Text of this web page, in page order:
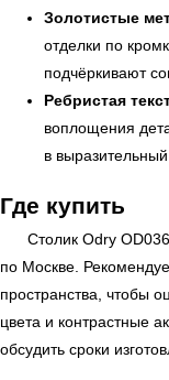
Золотистые
отделки по
подчёркивают
Ребристая
воплощения
в
Где купить
Столик Odry
по Москве.
пространства, чтобы
цвета и контрастные
обсудить сроки